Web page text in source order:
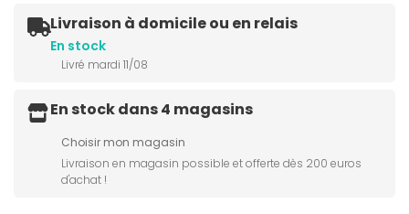
Livraison à domicile ou en relais
En stock
Livré mardi 11/08
En stock dans 4 magasins
Choisir mon magasin
Livraison en magasin possible et offerte dès 200 euros
d'achat !